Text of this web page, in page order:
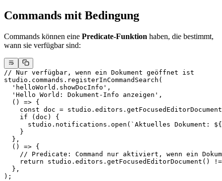
Commands mit Bedingung
Commands können eine Predicate-Funktion haben, die bestimmt,
wann sie verfügbar sind:
// Nur verfügbar, wenn ein Dokument geöffnet ist
studio.commands. registerInCommandSearch (
  'helloWorld.showDocInfo'
,
  'Hello World: Dokument-Info anzeigen'
,
  ()
=> {
    const
doc = studio.editors. getFocusedEditorDocument
    if
(doc) {
      studio.notifications.
open ( `Aktuelles Dokument: ${
    }
  },
  ()
=> {
// Predicate: Command nur aktiviert, wenn ein
    return
studio.editors. getFocusedEditorDocument ()
!=
  },
);